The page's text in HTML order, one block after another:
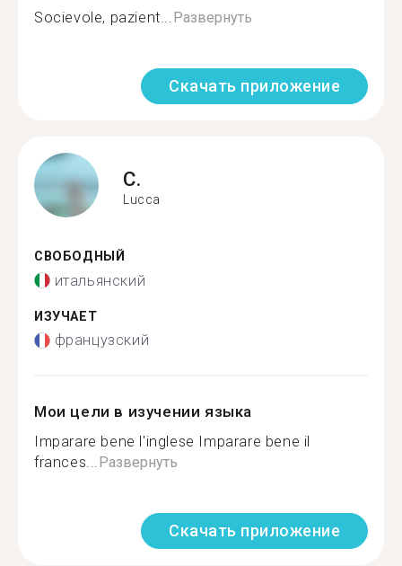
Socievole, pazient...Развернуть
Скачать приложение
C.
Lucca
СВОБОДНЫЙ
итальянский
ИЗУЧАЕТ
французский
Мои цели в изучении языка
Imparare bene l'inglese Imparare bene il
frances...Развернуть
Скачать приложение